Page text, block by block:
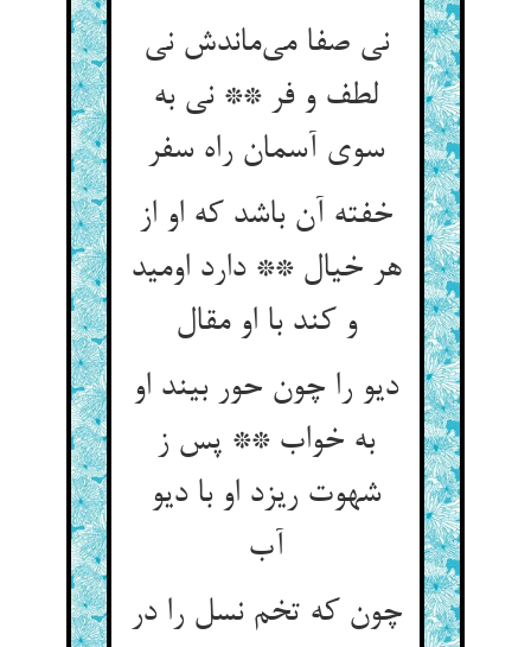
نی صفا می‌‌ماندش نی
لطف و فر ** نی به
سوی آسمان راه سفر
خفته آن باشد که او از
هر خیال ** دارد اومید
و کند با او مقال‌‌
دیو را چون حور بیند او
به خواب ** پس ز
شهوت ریزد او با دیو
چون که تخم نسل را در